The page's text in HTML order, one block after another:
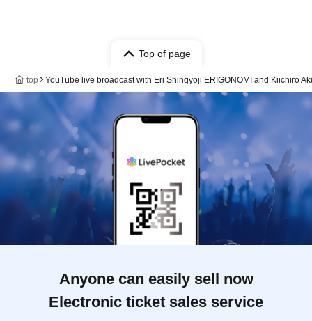
Top of page
top YouTube live broadcast with Eri Shingyoji ERIGONOMI and Kiichiro
Anyone can easily sell now
Electronic ticket sales service